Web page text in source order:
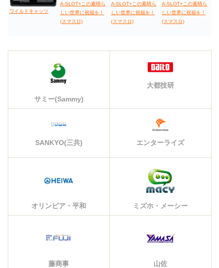
ワイルドキャッツ
A-SLOT+この素晴ら
しい世界に祝福を！
(スマスロ)
A-SLOT+この素晴ら
しい世界に祝福を！
(スマスロ)
A-SLOT+この素晴ら
しい世界に祝福を！
(スマスロ)
サミー(Sammy)
大都技研
SANKYO(三共) エンターライズ
オリンピア・平和 ミズホ・メーシー
藤商事 山佐